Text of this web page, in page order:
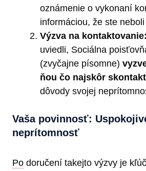
oznámenie o vykonaní
informáciou, že ste
Výzva na kontaktovanie:
uviedli, Sociálna
(zvyčajne písomne)
ňou čo najskôr
dôvody svojej
Vaša povinnosť:
neprítomnosť
Po doručení takejto výzvy je